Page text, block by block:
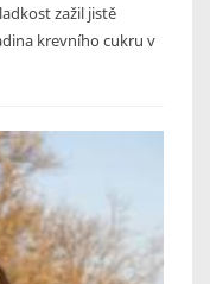
zažil jistě
krevního cukru v